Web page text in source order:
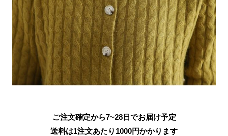
ご注文確定から7~28日でお届け予定
送料は1注文あたり 1000円かかります